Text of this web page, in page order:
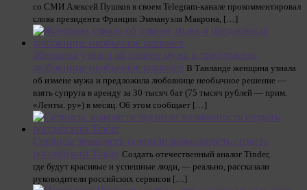
со СМИ Алексей Пушков в своем Telegram-канале прокомментировал
слова президента Франции Эммануэля Макрона, […]
Женщина узнала об измене мужа и предложила
любовнице необычное решение В Таиланде женщина узнала
об измене мужа и предложила любовнице необычное решение —
взять супруга в аренду за 30 тысяч бат (75 тысяч рублей — прим.
«Ленты. ру») в месяц. Об этом сообщает […]
Сервисы знакомств оценили возможность создать
российский Tinder Создать отечественный аналог Tinder,
где будут красивые и успешные люди, — реально, рассказали
руководители российских сервисов […]